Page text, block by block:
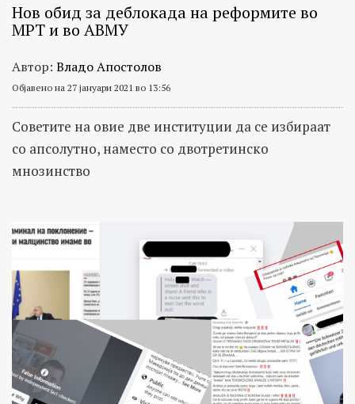
Нов обид за деблокада на реформите во
МРТ и во АВМУ
Автор: Владо Апостолов
Објавено на 27 јануари 2021 во 13:56
Советите на овие две институции да се избираат
со апсолутно, наместо со двотретинско
мнозинство